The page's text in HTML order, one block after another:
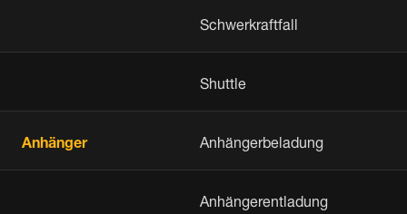
Schwerkraftfall
Shuttle
Anhänger Anhängerbeladung
Anhängerentladung